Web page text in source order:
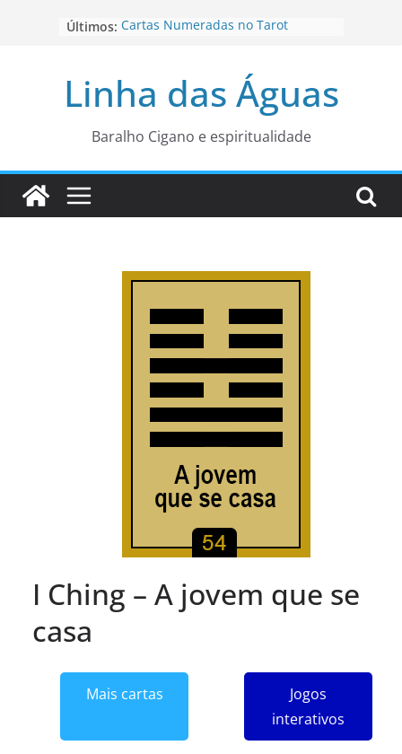
Últimos: Cartas Numeradas no Tarot
para está fase
Os Naipes no Tarot
Cartas da Corte no Tarot
Linha das Águas
Baralho Cigano e espiritualidade
I Ching – A jovem que se
casa
Mais cartas
Jogos
interativos